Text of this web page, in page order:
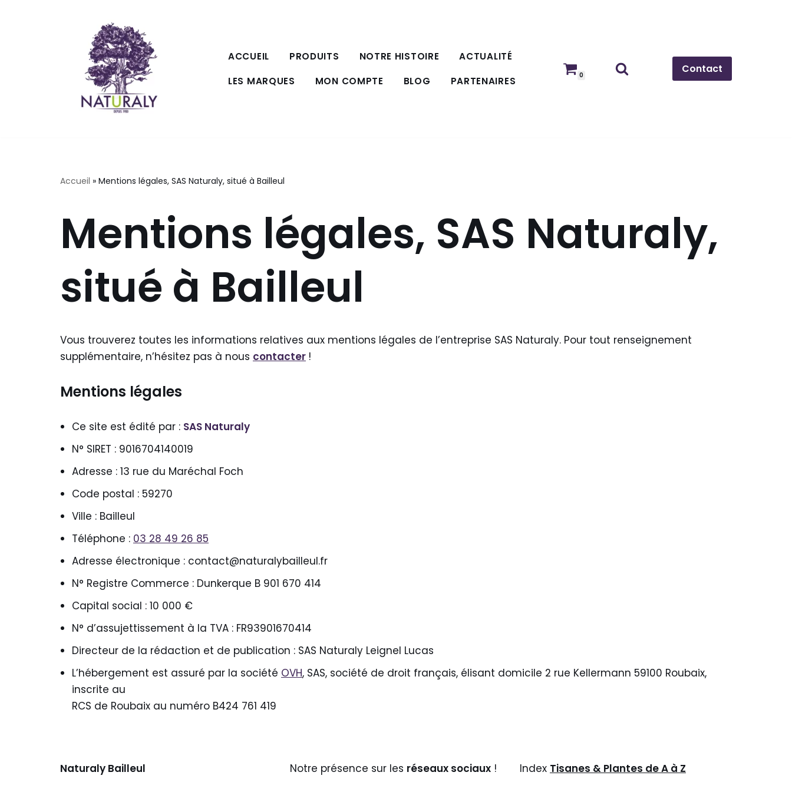
ACCUEIL PRODUITS NOTRE HISTOIRE
ACTUALITÉ
LES MARQUES
MON COMPTE BLOG PARTENAIRES 0 Contact
Accueil » Mentions légales, SAS Naturaly, situé à Bailleul
Mentions légales, SAS Naturaly,
situé à Bailleul
Vous trouverez toutes les informations relatives aux mentions légales de l’entreprise SAS Naturaly. Pour tout renseignement
supplémentaire, n’hésitez pas à nous contacter !
Mentions légales
Ce site est édité par : SAS Naturaly
N° SIRET : 9016704140019
Adresse : 13 rue du Maréchal Foch
Code postal : 59270
Ville : Bailleul
Téléphone : 03 28 49 26 85
Adresse électronique : contact@naturalybailleul.fr
N° Registre Commerce : Dunkerque B 901 670 414
Capital social : 10 000 €
N° d’assujettissement à la TVA : FR93901670414
Directeur de la rédaction et de publication : SAS Naturaly Leignel Lucas
L’hébergement est assuré par la société OVH, SAS, société de droit français, élisant domicile 2 rue Kellermann 59100 Roubaix,
inscrite au
RCS de Roubaix au numéro B424 761 419
Naturaly Bailleul Notre présence sur les réseaux sociaux ! Index Tisanes & Plantes de A à Z